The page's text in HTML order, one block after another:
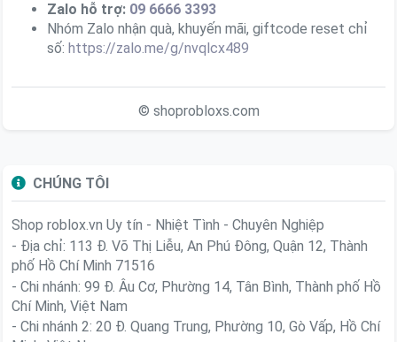
Zalo hỗ trợ: 09 6666 3393
Nhóm Zalo nhận quà, khuyến mãi, giftcode reset chỉ
số: https://zalo.me/g/nvqlcx489
© shoprobloxs.com
CHÚNG TÔI
Shop roblox.vn Uy tín - Nhiệt Tình - Chuyên Nghiệp
- Địa chỉ: 113 Đ. Võ Thị Liễu, An Phú Đông, Quận 12, Thành
phố Hồ Chí Minh 71516
- Chi nhánh: 99 Đ. Âu Cơ, Phường 14, Tân Bình, Thành phố Hồ
Chí Minh, Việt Nam
- Chi nhánh 2: 20 Đ. Quang Trung, Phường 10, Gò Vấp, Hồ Chí